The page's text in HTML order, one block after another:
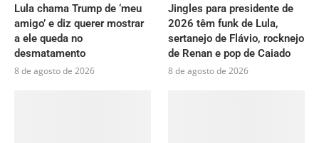
Lula chama Trump de ‘meu
amigo’ e diz querer mostrar
a ele queda no
desmatamento
8 de agosto de 2026
Jingles para presidente de
2026 têm funk de Lula,
sertanejo de Flávio, rocknejo
de Renan e pop de Caiado
8 de agosto de 2026